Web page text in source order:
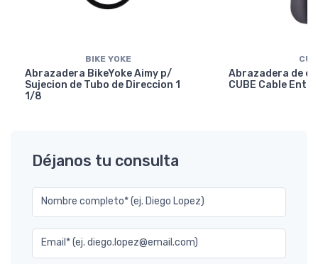
BIKE YOKE
Abrazadera BikeYoke Aimy p/
Sujecion de Tubo de Direccion 1
1/8
Abrazadera de
CUBE Cable
Déjanos tu consulta
Nombre completo* (ej. Diego Lopez)
Email* (ej. diego.lopez@email.com)